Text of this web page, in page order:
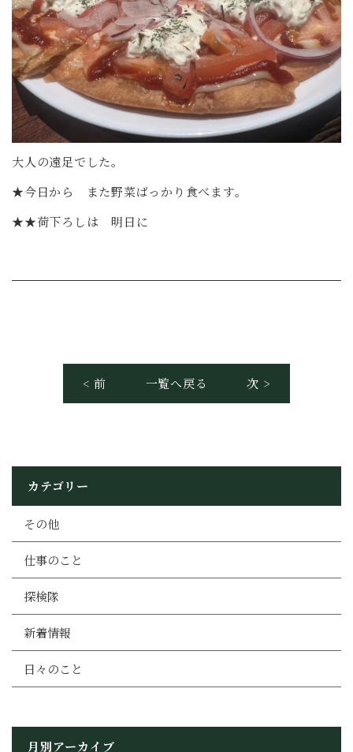
大人の遠足でした。
★今日から また野菜ばっかり食べます。
★★荷下ろしは 明日に
< 前 一覧へ戻る 次 >
カテゴリー
その他
仕事のこと
探検隊
新着情報
日々のこと
月別アーカイブ